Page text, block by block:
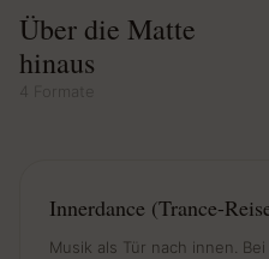
Über die Matte
hinaus
4 Formate
Innerdance (Trance-
Musik als Tür nach innen.